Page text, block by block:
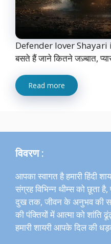
Defender lover Shayari
बसते हैं जाने कितने जज़्बात,
Read more
विवरण :
आपका स्वागत है हमारी हिंदी
संग्रह विभिन्न थीम्स को
दुख तक, जीवन के अनुभव की
की पंक्तियों में आत्मा को शांति
हमारी शायरी आपके दिल की